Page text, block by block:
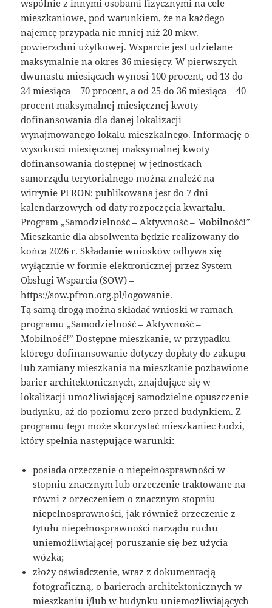
wspólnie z innymi osobami fizycznymi na cele
mieszkaniowe, pod warunkiem, że na każdego
najemcę przypada nie mniej niż 20 mkw.
powierzchni użytkowej. Wsparcie jest udzielane
maksymalnie na okres 36 miesięcy. W pierwszych
dwunastu miesiącach wynosi 100 procent, od 13 do
24 miesiąca – 70 procent, a od 25 do 36 miesiąca – 40
procent maksymalnej miesięcznej kwoty
dofinansowania dla danej lokalizacji
wynajmowanego lokalu mieszkalnego. Informację o
wysokości miesięcznej maksymalnej kwoty
dofinansowania dostępnej w jednostkach
samorządu terytorialnego można znaleźć na
witrynie PFRON; publikowana jest do 7 dni
kalendarzowych od daty rozpoczęcia kwartału.
Program „Samodzielność – Aktywność – Mobilność!”
Mieszkanie dla absolwenta będzie realizowany do
końca 2026 r. Składanie wniosków odbywa się
wyłącznie w formie elektronicznej przez System
Obsługi Wsparcia (SOW) –
https://sow.pfron.org.pl/logowanie.
Tą samą drogą można składać wnioski w ramach
programu „Samodzielność – Aktywność –
Mobilność!” Dostępne mieszkanie, w przypadku
którego dofinansowanie dotyczy dopłaty do zakupu
lub zamiany mieszkania na mieszkanie pozbawione
barier architektonicznych, znajdujące się w
lokalizacji umożliwiającej samodzielne opuszczenie
budynku, aż do poziomu zero przed budynkiem. Z
programu tego może skorzystać mieszkaniec Łodzi,
który spełnia następujące warunki:
posiada orzeczenie o niepełnosprawności w
stopniu znacznym lub orzeczenie traktowane na
równi z orzeczeniem o znacznym stopniu
niepełnosprawności, jak również orzeczenie z
tytułu niepełnosprawności narządu ruchu
uniemożliwiającej poruszanie się bez użycia
wózka;
złoży oświadczenie, wraz z dokumentacją
fotograficzną, o barierach architektonicznych w
mieszkaniu i/lub w budynku uniemożliwiających